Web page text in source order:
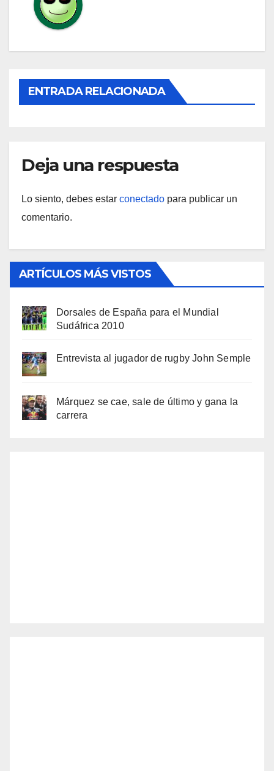
ENTRADA RELACIONADA
Deja una respuesta
Lo siento, debes estar conectado para publicar un
comentario.
ARTÍCULOS MÁS VISTOS
Dorsales de España para el Mundial
Sudáfrica 2010
Entrevista al jugador de rugby John Semple
Márquez se cae, sale de último y gana la
carrera